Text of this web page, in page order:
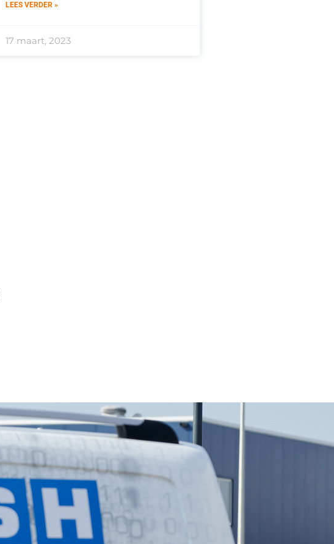
LEES VERDER »
17 maart, 2023